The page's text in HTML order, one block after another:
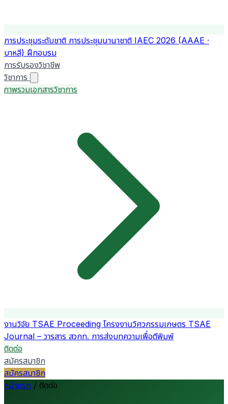
การประชุมระดับชาติ การประชุมนานาชาติ IAEC 2026 (AAAE ·
บาหลี) ฝึกอบรม
การรับรองวิชาชีพ
วิชาการ
ภาพรวมเอกสารวิชาการ
งานวิจัย TSAE Proceeding โครงงานวิศวกรรมเกษตร TSAE
Journal – วารสาร สวกท. การส่งบทความเพื่อตีพิมพ์
ติดต่อ
สมัครสมาชิก
สมัครสมาชิก
หน้าแรก / ติดต่อ